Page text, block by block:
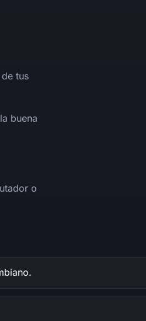
tus
buena
o